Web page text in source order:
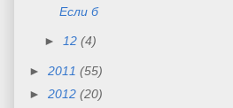
Если б
► 12 (4)
► 2011 (55)
► 2012 (20)